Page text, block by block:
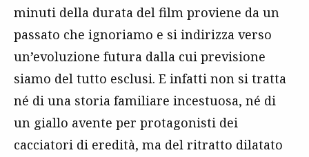
minuti della durata del film proviene da un
passato che ignoriamo e si indirizza verso
un’evoluzione futura dalla cui previsione
siamo del tutto esclusi. E infatti non si tratta
né di una storia familiare incestuosa, né di
un giallo avente per protagonisti dei
cacciatori di eredità, ma del ritratto dilatato